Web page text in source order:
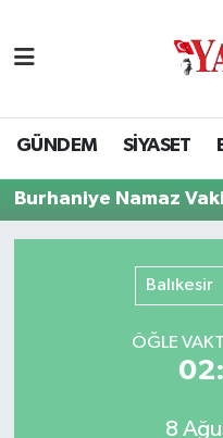
GÜNDEM SİYASET
Burhaniye Namaz
Balıkesir
ÖĞLE
8
SİYASET
EKONOMİ
BİLİM VE
Yalova Nöbetçi
Yalova Hava
Yalova Namaz
Puan Durumu ve
Tüm Manşetler